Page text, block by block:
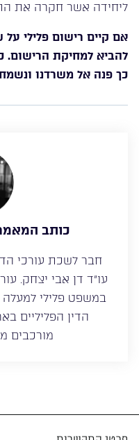
ליחידה אשר חקרה את
אם קיים רישום פלילי
להביא למחיקת הרישום.
כך פנה אל משרדנו ונשמח
כותב
עו”ד דן אבי יצחק.
הדין הפליליים
מורכבים